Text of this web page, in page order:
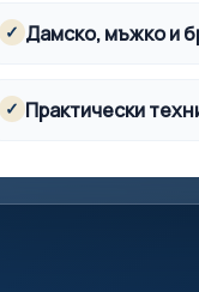
✓ Дамско, мъжко и
✓ Практически